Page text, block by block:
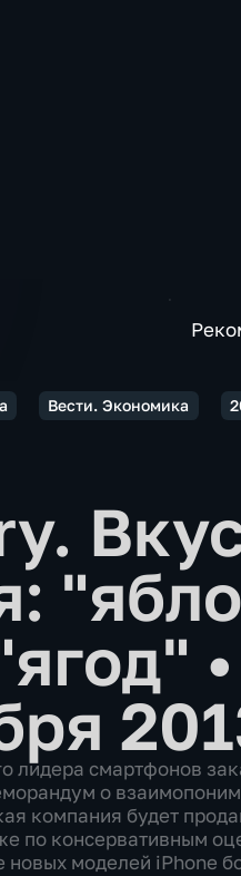
Вести. Экономика
•
лидера смартфонов
о
компания будет
по консервативным
моделей iPhone